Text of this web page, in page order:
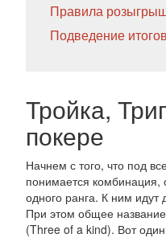
Правила
Подведение итогов
Тройка,
покере
Начнем с того, что под
понимается комбинация,
одного ранга. К ним идут
При этом общее
(Three of a kind). Вот